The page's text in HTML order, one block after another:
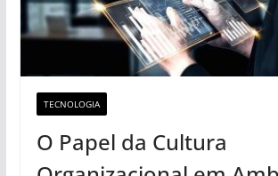
TECNOLOGIA
O Papel da Cultura